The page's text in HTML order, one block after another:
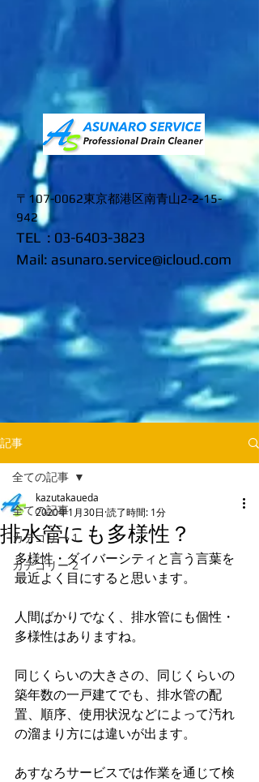
〒107-0062東京都港区南青山2-2-15-
942
TEL : 03-6403-3823
​Mail: asunaro.service@icloud.com
記事
全ての記事
カテゴリー 1
カテゴリー 2
全ての記事
排水管にも多様性？
kazutakaueda
2020年1月30日 読了時間: 1分
多様性・ダイバーシティと言う言葉を
最近よく目にすると思います。
人間ばかりでなく、排水管にも個性・
多様性はありますね。
同じくらいの大きさの、同じくらいの
築年数の一戸建てでも、排水管の配
置、順序、使用状況などによって汚れ
の溜まり方には違いが出ます。
あすなろサービスでは作業を通じて検